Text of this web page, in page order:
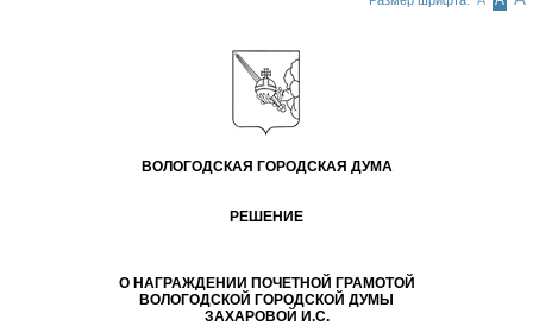
ВОЛОГОДСКАЯ ГОРОДСКАЯ ДУМА
РЕШЕНИЕ
О НАГРАЖДЕНИИ ПОЧЕТНОЙ ГРАМОТОЙ
ВОЛОГОДСКОЙ ГОРОДСКОЙ ДУМЫ
ЗАХАРОВОЙ И.С.